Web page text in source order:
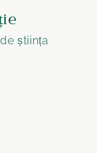
știința